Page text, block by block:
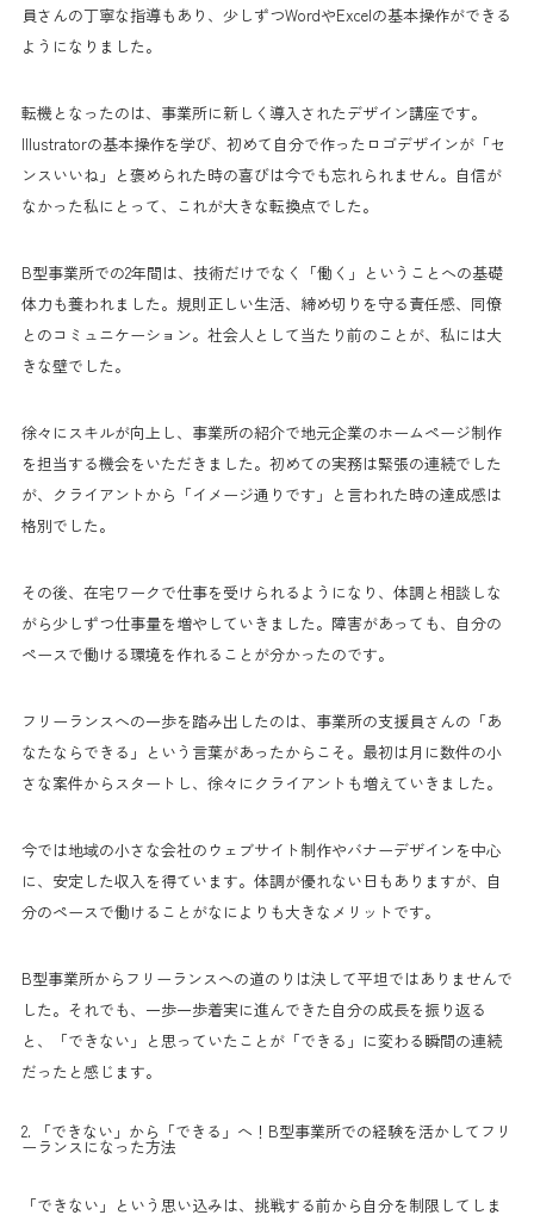
員さんの丁寧な指導もあり、少しずつWordやExcelの基本操作ができる
ようになりました。
転機となったのは、事業所に新しく導入されたデザイン講座です。
Illustratorの基本操作を学び、初めて自分で作ったロゴデザインが「セ
ンスいいね」と褒められた時の喜びは今でも忘れられません。自信が
なかった私にとって、これが大きな転換点でした。
B型事業所での2年間は、技術だけでなく「働く」ということへの基礎
体力も養われました。規則正しい生活、締め切りを守る責任感、同僚
とのコミュニケーション。社会人として当たり前のことが、私には大
きな壁でした。
徐々にスキルが向上し、事業所の紹介で地元企業のホームページ制作
を担当する機会をいただきました。初めての実務は緊張の連続でした
が、クライアントから「イメージ通りです」と言われた時の達成感は
格別でした。
その後、在宅ワークで仕事を受けられるようになり、体調と相談しな
がら少しずつ仕事量を増やしていきました。障害があっても、自分の
ペースで働ける環境を作れることが分かったのです。
フリーランスへの一歩を踏み出したのは、事業所の支援員さんの「あ
なたならできる」という言葉があったからこそ。最初は月に数件の小
さな案件からスタートし、徐々にクライアントも増えていきました。
今では地域の小さな会社のウェブサイト制作やバナーデザインを中心
に、安定した収入を得ています。体調が優れない日もありますが、自
分のペースで働けることがなによりも大きなメリットです。
B型事業所からフリーランスへの道のりは決して平坦ではありませんで
した。それでも、一歩一歩着実に進んできた自分の成長を振り返る
と、「できない」と思っていたことが「できる」に変わる瞬間の連続
だったと感じます。
2. 「できない」から「できる」へ！B型事業所での経験を活かしてフリ
ーランスになった方法
「できない」という思い込みは、挑戦する前から自分を制限してしま